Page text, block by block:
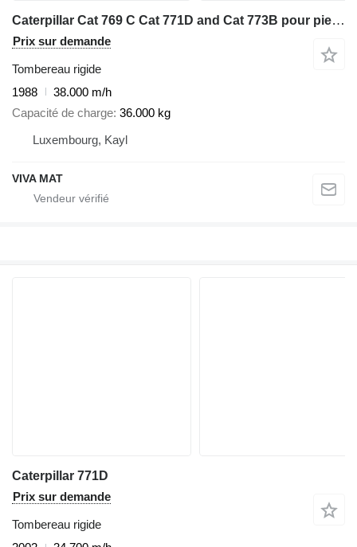
Caterpillar Cat 769 C Cat 771D and Cat 773B pour piece / for parts -
Prix sur demande
Tombereau rigide
1988
38.000 m/h
Capacité de charge 36.000 kg
Luxembourg, Kayl
VIVA MAT
Caterpillar 771D
Prix sur demande
Tombereau rigide